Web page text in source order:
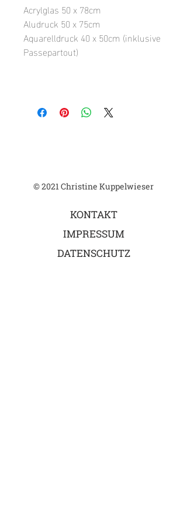
Acrylglas 50 x 78cm
Aludruck 50 x 75cm
Aquarelldruck 40 x 50cm (inklusive
Passepartout)
© 2021 Christine Kuppelwieser
KONTAKT
IMPRESSUM
DATENSCHUTZ